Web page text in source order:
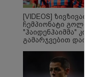
[VIDEOS] ზივზივაძემ
ჩემპიონატი გოლით,
"ჰაიდენჰაიმმა" კი
გამარჯვებით დაიწყო